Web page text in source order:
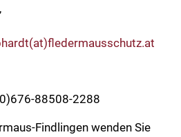
88508-2288
Findlingen wenden Sie